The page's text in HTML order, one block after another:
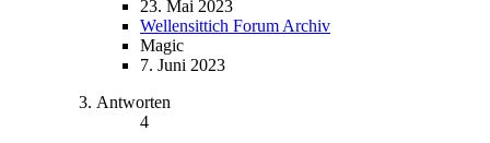
23. Mai 2023
Wellensittich Forum Archiv
Magic
7. Juni 2023
Antworten
4